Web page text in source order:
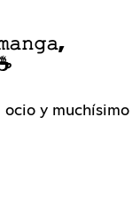
ocio y muchísimo